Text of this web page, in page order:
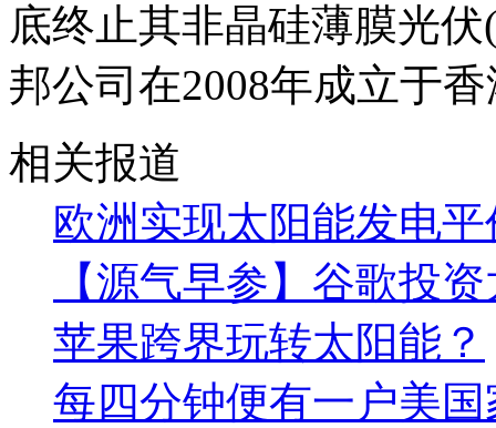
底终止其非晶硅薄膜光
邦公司在2008年成立于
相关报道
欧洲实现太阳能发电
【源气早参】谷歌投
苹果跨界玩转太阳能？
每四分钟便有一户美